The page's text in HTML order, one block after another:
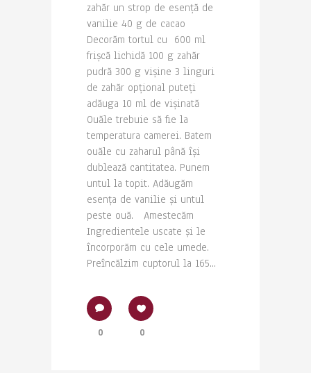
zahăr un strop de esență de
vanilie 40 g de cacao
Decorăm tortul cu 600 ml
frișcă lichidă 100 g zahăr
pudră 300 g vișine 3 linguri
de zahăr opțional puteți
adăuga 10 ml de vișinată
Ouăle trebuie să fie la
temperatura camerei. Batem
ouăle cu zaharul până își
dublează cantitatea. Punem
untul la topit. Adăugăm
esența de vanilie și untul
peste ouă. Amestecăm
Ingredientele uscate și le
încorporăm cu cele umede.
Preîncălzim cuptorul la 165...
0 0